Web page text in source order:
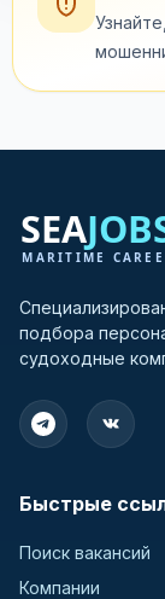
подбора
судоходные
Быстрые
Поиск вакансий
Компании